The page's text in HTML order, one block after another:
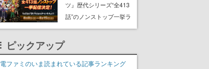
ツ』歴代シリーズ“全413
話”のノンストップ一挙ラ
イブ配信が決定。第1作
ズ『ミラージュ』まで
ピックアップ
電ファミのいま読まれている記事ランキング